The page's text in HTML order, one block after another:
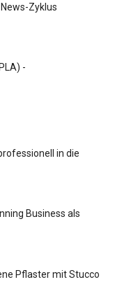
Zyklus
-
in die
Business als
Pflaster mit Stucco